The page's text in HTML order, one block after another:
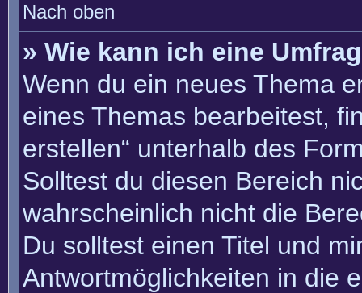
Nach oben
» Wie kann ich eine
Wenn du ein neues Thema
eines Themas bearbeitest,
erstellen“ unterhalb des
Solltest du diesen Bereich
wahrscheinlich nicht die
Du solltest einen Titel und
Antwortmöglichkeiten in die